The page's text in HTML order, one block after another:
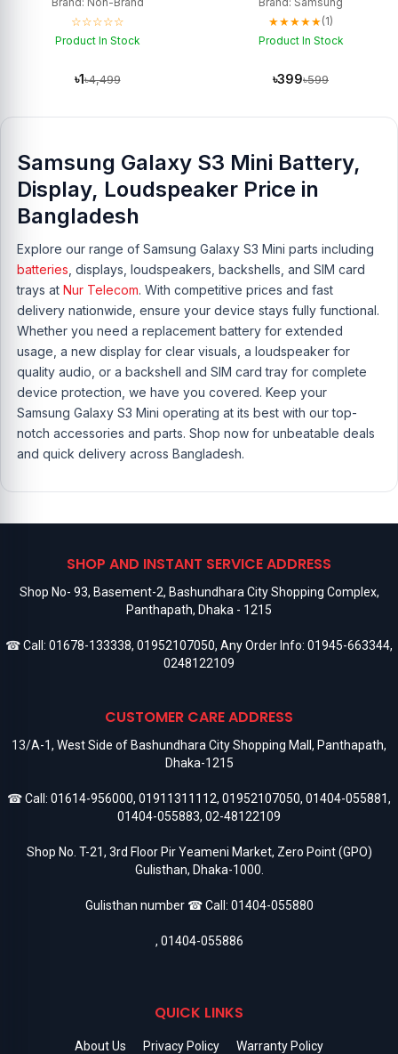
☆☆☆☆☆
Product In Stock
৳1৳4,499
★★★★★(1)
Product In Stock
৳399৳599
Samsung Galaxy S3 Mini Battery,
Display, Loudspeaker Price in
Bangladesh
Explore our range of Samsung Galaxy S3 Mini parts including
batteries , displays, loudspeakers, backshells, and SIM card
trays at Nur Telecom. With competitive prices and fast
delivery nationwide, ensure your device stays fully functional.
Whether you need a replacement battery for extended
usage, a new display for clear visuals, a loudspeaker for
quality audio, or a backshell and SIM card tray for complete
device protection, we have you covered. Keep your
Samsung Galaxy S3 Mini operating at its best with our top-
notch accessories and parts. Shop now for unbeatable deals
and quick delivery across Bangladesh.
SHOP AND INSTANT SERVICE ADDRESS
Shop No- 93, Basement-2, Bashundhara City Shopping Complex,
Panthapath, Dhaka - 1215
☎ Call: 01678-133338, 01952107050, Any Order Info: 01945-663344,
0248122109
CUSTOMER CARE ADDRESS
13/A-1, West Side of Bashundhara City Shopping Mall, Panthapath,
Dhaka-1215
☎ Call: 01614-956000, 01911311112, 01952107050, 01404-055881,
01404-055883, 02-48122109
Shop No. T-21, 3rd Floor Pir Yeameni Market, Zero Point (GPO)
Gulisthan, Dhaka-1000.
Gulisthan number ☎ Call: 01404-055880
, 01404-055886
QUICK LINKS
About Us Privacy Policy
Warranty Policy